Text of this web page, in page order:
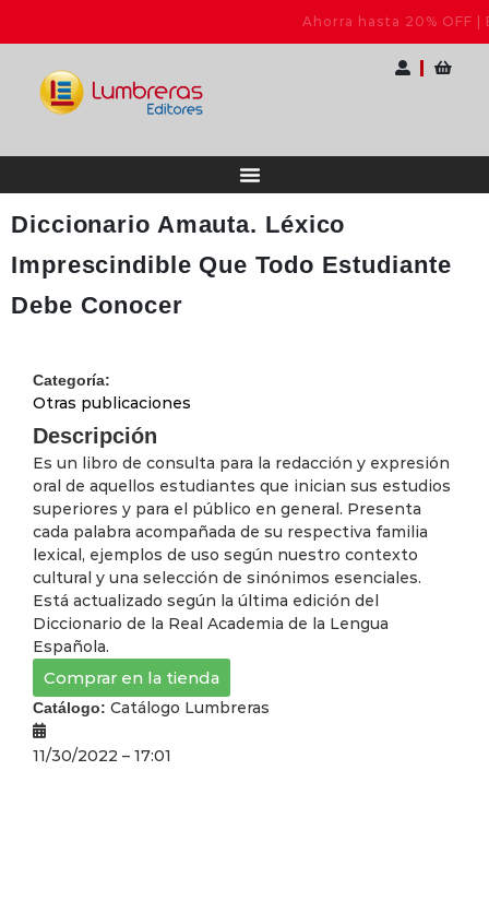
Ahorra hasta 20% OFF | Elige tu pack
Diccionario Amauta. Léxico
Imprescindible Que Todo Estudiante
Debe Conocer
Categoría:
Otras publicaciones
Descripción
Es un libro de consulta para la redacción y expresión
oral de aquellos estudiantes que inician sus estudios
superiores y para el público en general. Presenta
cada palabra acompañada de su respectiva familia
lexical, ejemplos de uso según nuestro contexto
cultural y una selección de sinónimos esenciales.
Está actualizado según la última edición del
Diccionario de la Real Academia de la Lengua
Española.
Comprar en la tienda
Catálogo: Catálogo Lumbreras
11/30/2022 – 17:01